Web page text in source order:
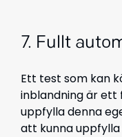
7. Fullt
Ett test som kan
inblandning är
uppfylla denna
att kunna uppfylla